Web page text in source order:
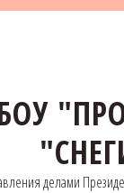
делами